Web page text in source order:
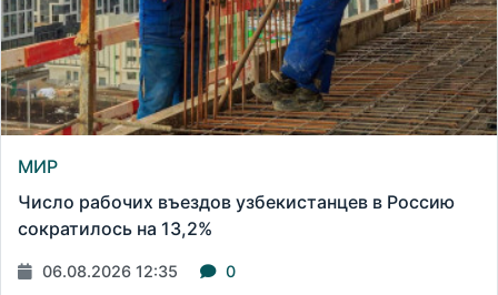
МИР
Число рабочих въездов узбекистанцев в Россию
сократилось на 13,2%
06.08.2026 12:35 0